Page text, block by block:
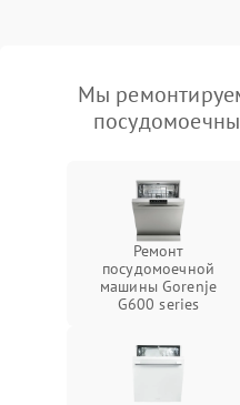
Мы
Ремонт
посудомоечной
машины Gorenje
G600 series